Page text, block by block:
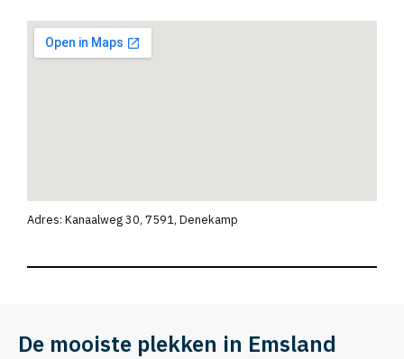
Adres: Kanaalweg 30, 7591, Denekamp
De mooiste plekken in Emsland